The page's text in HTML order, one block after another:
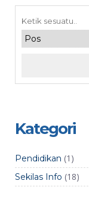
Kategori
Pendidikan (1)
Sekilas Info (18)